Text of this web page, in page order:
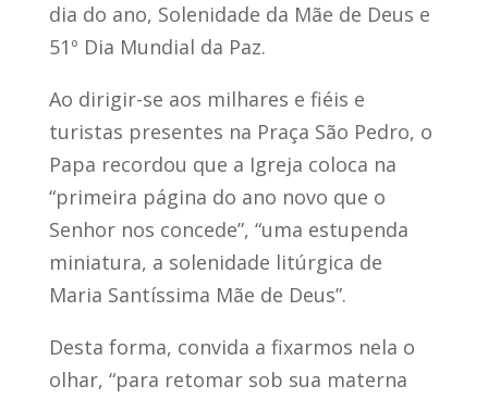
dia do ano, Solenidade da Mãe de Deus e
51º Dia Mundial da Paz.
Ao dirigir-se aos milhares e fiéis e
turistas presentes na Praça São Pedro, o
Papa recordou que a Igreja coloca na
“primeira página do ano novo que o
Senhor nos concede”, “uma estupenda
miniatura, a solenidade litúrgica de
Maria Santíssima Mãe de Deus”.
Desta forma, convida a fixarmos nela o
olhar, “para retomar sob sua materna